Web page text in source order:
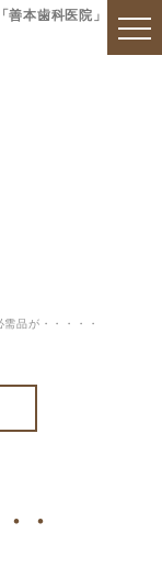
本歯科医院」
需品が・・・・・
・